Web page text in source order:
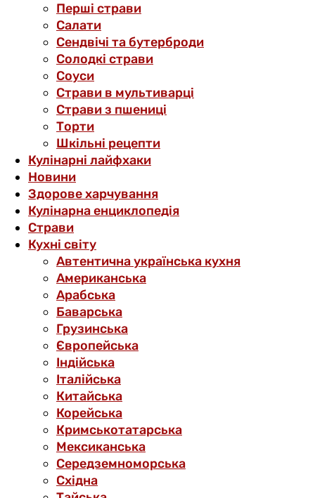
Перші страви
Салати
Сендвічі та бутерброди
Солодкі страви
Соуси
Страви в мультиварці
Страви з пшениці
Торти
Шкільні рецепти
Кулінарні лайфхаки
Новини
Здорове харчування
Кулінарна енциклопедія
Страви
Кухні світу
Автентична українська кухня
Американська
Арабська
Баварська
Грузинська
Європейська
Індійська
Італійська
Китайська
Корейська
Кримськотатарська
Мексиканська
Середземноморська
Східна